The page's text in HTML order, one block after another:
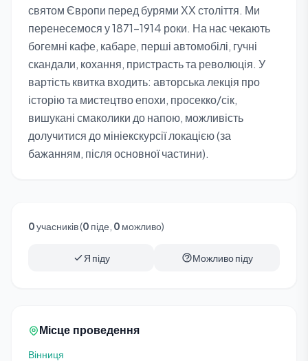
святом Європи перед бурями ХХ століття. Ми
перенесемося у 1871-1914 роки. На нас чекають
богемні кафе, кабаре, перші автомобілі, гучні
скандали, кохання, пристрасть та революція. У
вартість квитка входить: авторська лекція про
історію та мистецтво епохи, просекко/сік,
вишукані смаколики до напою, можливість
долучитися до мініекскурсії локацією (за
бажанням, після основної частини).
0учасників (0 піде, 0 можливо)
Я піду Можливо піду
Місце проведення
Вінниця